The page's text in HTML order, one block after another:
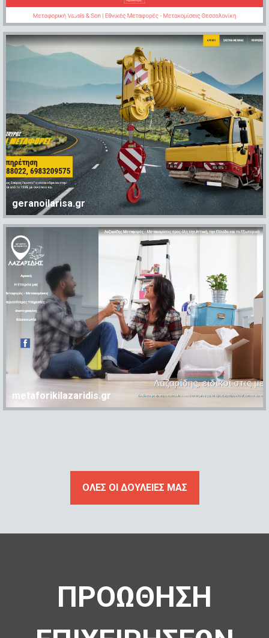
vassis-trans.gr
geranoilarisa.gr
metaforikilazaridis.gr
ΟΛΕΣ ΟΙ ΔΟΥΛΕΙΕΣ ΜΑΣ
ΠΡΟΩΘΗΣΗ